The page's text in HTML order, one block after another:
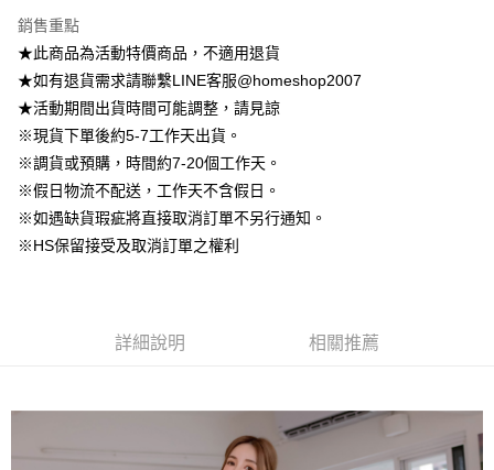
臺灣中小企業銀行
匯豐（台灣）商業銀行
華泰商業銀行
聯邦商業銀行
遠東國際商業銀行
元大商業銀行
永豐商業銀行
台新國際商業銀行
台灣樂天信用卡公司
上海商業儲蓄銀行
國泰世華商業銀行
臺灣中小企業銀行
台中商業銀行
匯豐（台灣）商業銀行
華泰商業銀行
聯邦商業銀行
遠東國際商業銀行
元大商業銀行
玉山商業銀行
台灣樂天信用卡公司
華南商業銀行
上海商業儲蓄銀行
台北富邦商業銀行
國泰世華商業銀行
臺灣中小企業銀行
台中商業銀行
匯豐（台灣）商業銀行
華泰商業銀行
聯邦商業銀行
元大商業銀行
永豐商業銀行
玉山商業銀行
星展（台灣）商業銀行
台新國際商業銀行
中國信託商業銀行
合作金庫商業銀行
華南商業銀行
彰化商業銀行
上海商業儲蓄銀行
台北富邦商業銀行
兆豐國際商業銀行
臺灣中小企業銀行
台中商業銀行
華泰商業銀行
遠東國際商業銀行
永豐商業銀行
玉山商業銀行
星展（台灣）商業銀行
台新國際商業銀行
中國信託商業銀行
LINE Pay
Apple Pay
街口支付
悠遊付
大哥付你分期
相關說明
【大哥付你分期使用說明】
3.實際核准額度、可分期數及費用金額請依後續交易確認頁面所載為準。
法說明評估內容。
1.分期款項不併入電信帳單，「大哥付你分期」於每月結算日後寄送繳費提
AFTEE先享後付是「在收到商品之後才付款」的支付方式。 讓您購物簡單
【「AFTEE先享後付」結帳流程】
銷售重點
★此商品為活動特價商品，不適用退貨
★如有退貨需求請聯繫LINE客服@homeshop2007
★活動期間出貨時間可能調整，請見諒
※現貨下單後約5-7工作天出貨。
※調貨或預購，時間約7-20個工作天。
※假日物流不配送，工作天不含假日。
※如遇缺貨瑕疵將直接取消訂單不另行通知。
※HS保留接受及取消訂單之權利
詳細說明 相關推薦